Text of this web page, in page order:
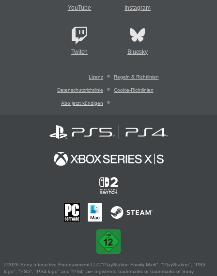
YouTube Instagram
Twitch Bluesky
Lizenz Regeln & Richtlinien
Datenschutzrichtlinie Cookie-Richtlinien
Abo jetzt kündigen
©2026 Sony Interactive Entertainment LLC."PlayStation Family Mark", "PlayStation", "PS5
logo", "PS5", "PS4 logo" and "PS4" are registered trademarks or trademarks of Sony